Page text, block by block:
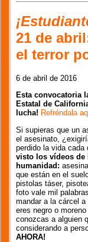
21 de
el terror
6 de abril de 2016
Esta convocatoria
Estatal de
lucha! Refréndala
Si supieras que un
el asesinato,
perdido la vida cada
visto los vídeos de
humanidad:
que están en el
pistolas táser,
foto vale mil
mandar a la cárcel
eres negro o
conozcas a alguien
considerando a
AHORA!